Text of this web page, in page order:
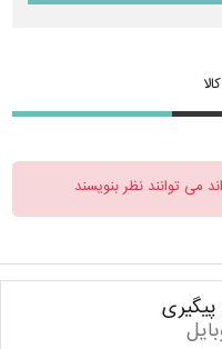
می توانند نظر بنویسند